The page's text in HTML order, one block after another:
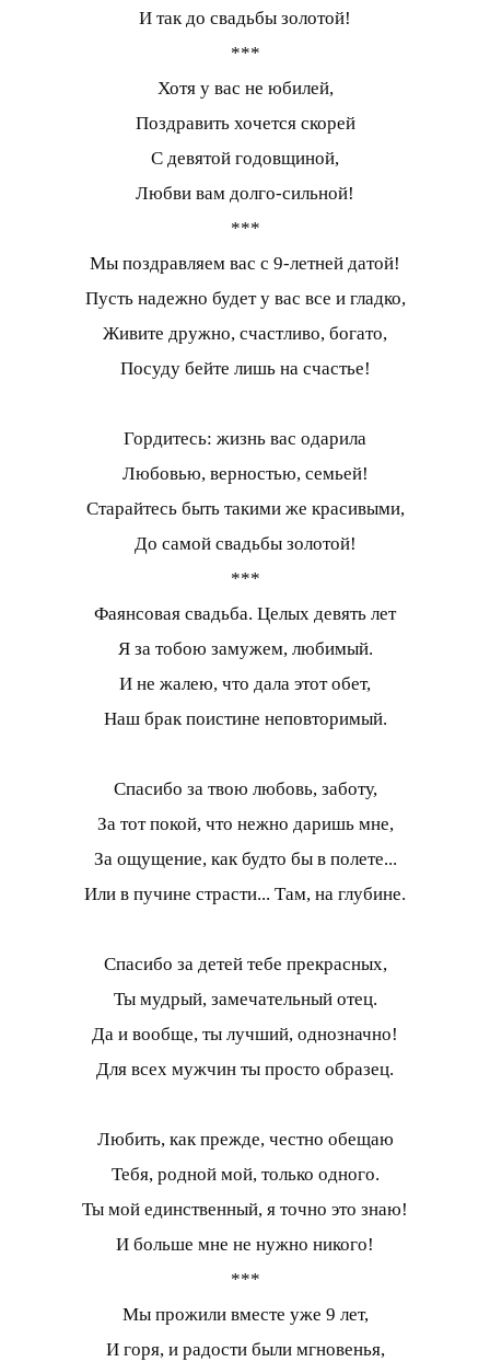
И так до свадьбы золотой!
***
Хотя у вас не юбилей,
Поздравить хочется скорей
С девятой годовщиной,
Любви вам долго-сильной!
***
Мы поздравляем вас с 9-летней датой!
Пусть надежно будет у вас все и гладко,
Живите дружно, счастливо, богато,
Посуду бейте лишь на счастье!
Гордитесь: жизнь вас одарила
Любовью, верностью, семьей!
Старайтесь быть такими же красивыми,
До самой свадьбы золотой!
***
Фаянсовая свадьба. Целых девять лет
Я за тобою замужем, любимый.
И не жалею, что дала этот обет,
Наш брак поистине неповторимый.
Спасибо за твою любовь, заботу,
За тот покой, что нежно даришь мне,
За ощущение, как будто бы в полете...
Или в пучине страсти... Там, на глубине.
Спасибо за детей тебе прекрасных,
Ты мудрый, замечательный отец.
Да и вообще, ты лучший, однозначно!
Для всех мужчин ты просто образец.
Любить, как прежде, честно обещаю
Тебя, родной мой, только одного.
Ты мой единственный, я точно это знаю!
И больше мне не нужно никого!
***
Мы прожили вместе уже 9 лет,
И горя, и радости были мгновенья,